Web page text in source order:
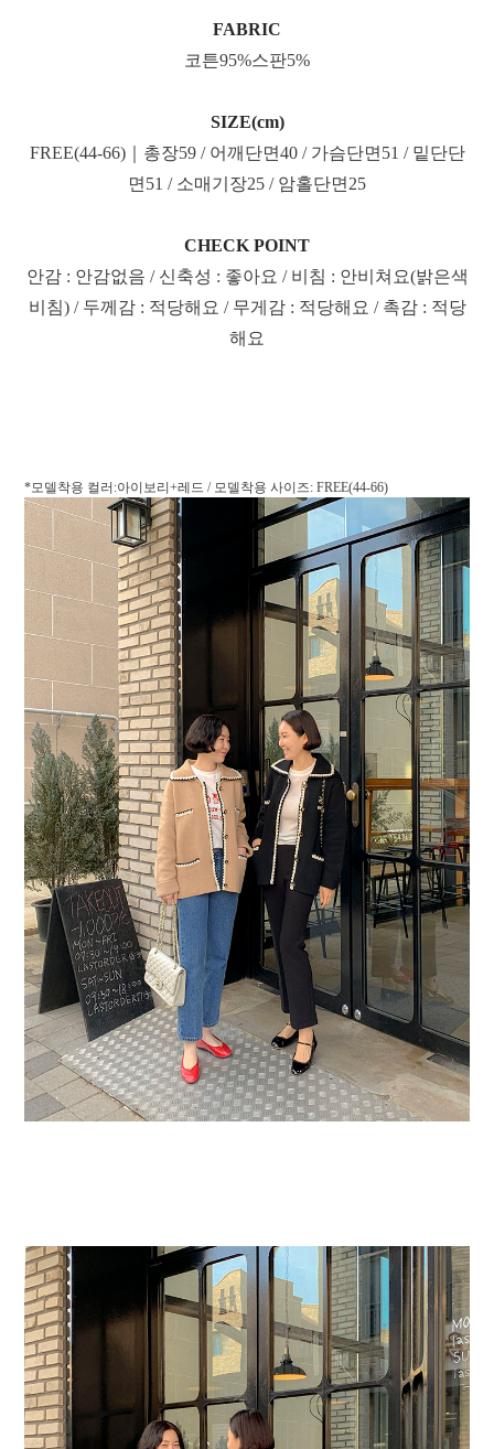
FABRIC
코튼95%스판5%
SIZE(cm)
FREE(44-66)｜총장59 / 어깨단면40 / 가슴단면51 / 밑단단
면51 / 소매기장25 / 암홀단면25
CHECK POINT
안감 : 안감없음 / 신축성 : 좋아요 / 비침 : 안비쳐요(밝은색
비침) / 두께감 : 적당해요 / 무게감 : 적당해요 / 촉감 : 적당
해요
*모델착용 컬러:아이보리+레드 / 모델착용 사이즈: FREE(44-66)